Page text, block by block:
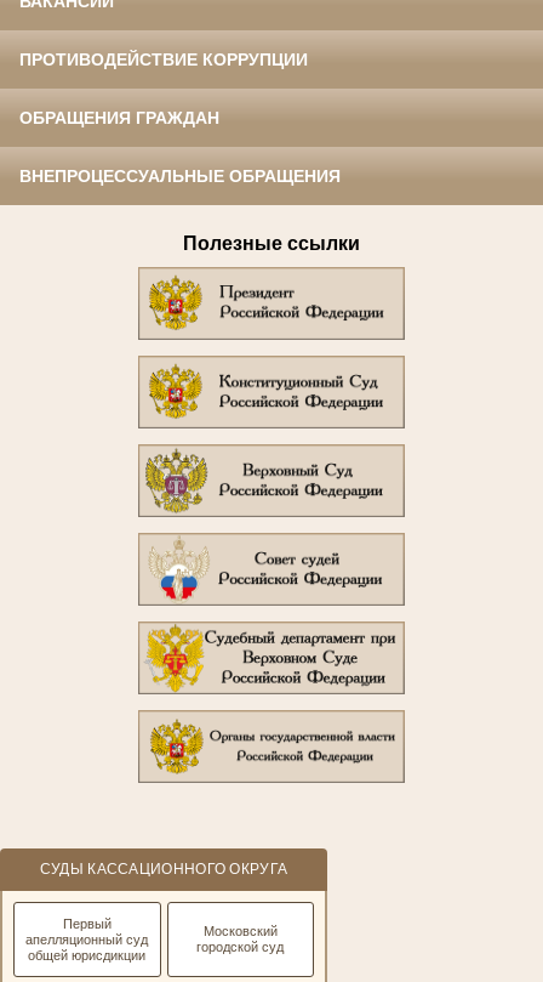
ПРОТИВОДЕЙСТВИЕ КОРРУПЦИИ
ОБРАЩЕНИЯ ГРАЖДАН
ВНЕПРОЦЕССУАЛЬНЫЕ ОБРАЩЕНИЯ
Полезные ссылки
СУДЫ КАССАЦИОННОГО ОКРУГА
Первый
апелляционный суд
общей юрисдикции
Московский
городской суд